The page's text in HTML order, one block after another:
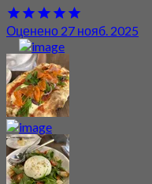
Оценено 27 нояб. 2025